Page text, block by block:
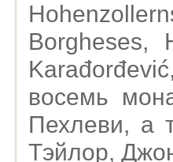
Borgheses,
восемь
Пехлеви, а
Тэйлор,